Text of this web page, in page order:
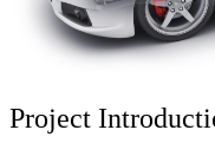
Project